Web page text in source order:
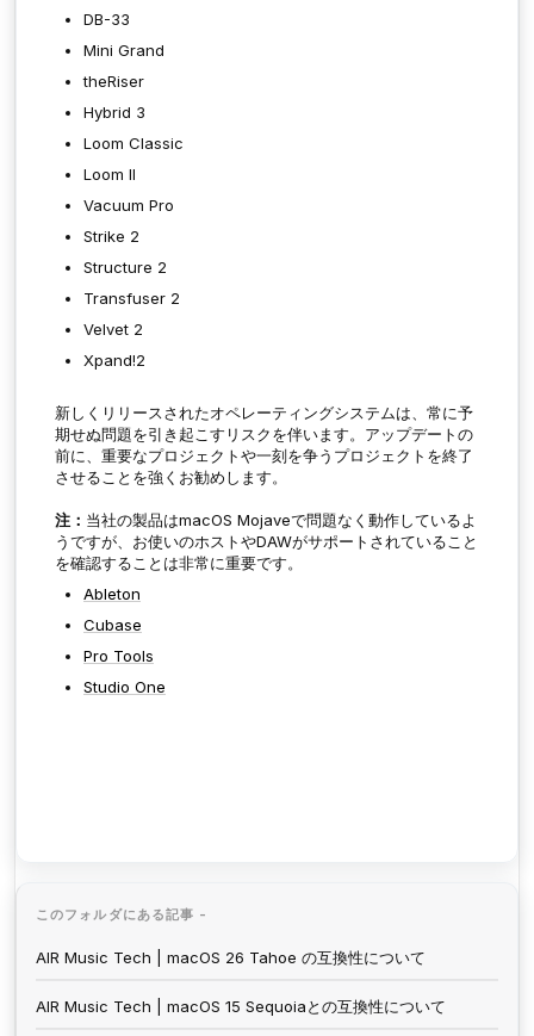
DB-33
Mini Grand
theRiser
Hybrid 3
Loom Classic
Loom II
Vacuum Pro
Strike 2
Structure 2
Transfuser 2
Velvet 2
Xpand!2
新しくリリースされたオペレーティングシステムは、常に予
期せぬ問題を引き起こすリスクを伴います。アップデートの
前に、重要なプロジェクトや一刻を争うプロジェクトを終了
させることを強くお勧めします。
注： 当社の製品はmacOS Mojaveで問題なく動作しているよ
うですが、お使いのホストやDAWがサポートされていること
を確認することは非常に重要です。
Ableton
Cubase
Pro Tools
Studio One
このフォルダにある記事 -
AIR Music Tech | macOS 26 Tahoe の互換性について
AIR Music Tech | macOS 15 Sequoiaとの互換性について